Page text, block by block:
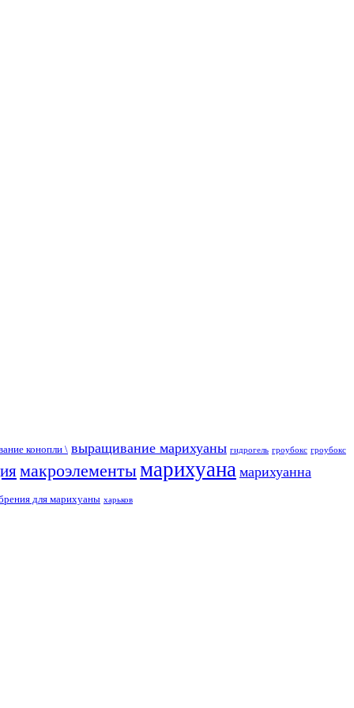
конопли \ выращивание марихуаны гидрогель гроубокс гроубокс
макроэлементымарихуана марихуанна
для марихуаны харьков